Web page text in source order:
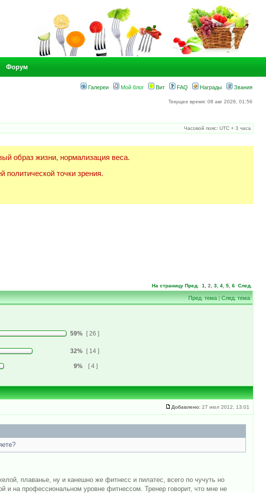
Форум
Галереи Мой блог Вит FAQ Награды Звания
Текущее время: 08 авг 2026, 01:56
Часовой пояс: UTC + 3 часа
образ жизни, нормализация веса.
точки зрения.
На страницу Пред. 1 2 3 4 5 6 След.
Пред. тема|След. тема
59% [ 26 ]
32% [ 14 ]
9% [ 4 ]
Добавлено: 27 июл 2012, 13:01
плаванье, ну и канешно же фитнесс и пилатес, всего по чучуть но
и на профессиональном уровне фитнессом. Тренер говорит, что мне не